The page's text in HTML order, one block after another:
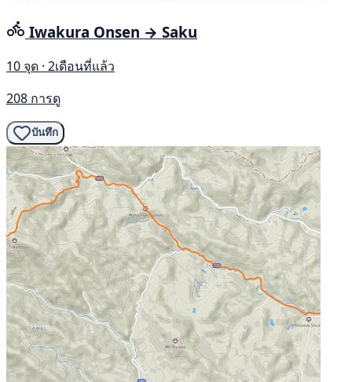
Iwakura Onsen → Saku
10 จุด · 2เดือนที่แล้ว
208 การดู
บันทึก